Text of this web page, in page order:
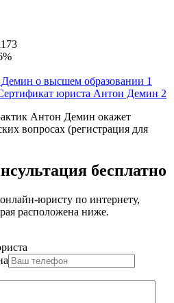
Антон Демин окажет
вопросах (регистрация для
бесплатно
юристу по интернету,
расположена ниже.